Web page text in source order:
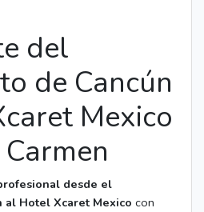
del
de Cancún
Mexico
desde el
Hotel Xcaret Mexico con